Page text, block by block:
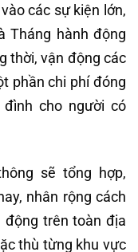
các sự kiện lớn,
Tháng hành động
thời, vận động các
phần chi phí đóng
đình cho người có
sẽ tổng hợp,
nhân rộng cách
trên toàn địa
thù từng khu vực